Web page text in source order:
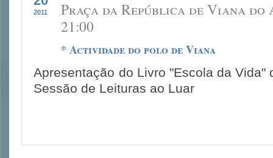
2011
Praça da República de Viana
21:00
* Actividade do polo de Viana
Apresentação do Livro "Escola da Vida"
Sessão de Leituras ao Luar